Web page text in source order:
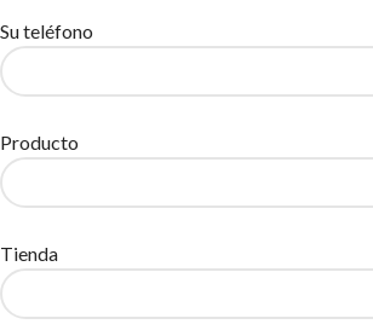
Su teléfono
Producto
Tienda